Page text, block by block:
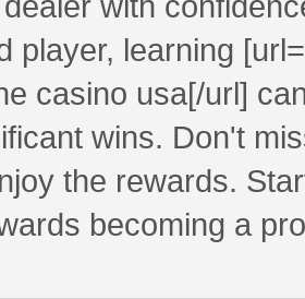
player, learning [url=
casino usa[/url]
wins. Don't
the rewards.
becoming a